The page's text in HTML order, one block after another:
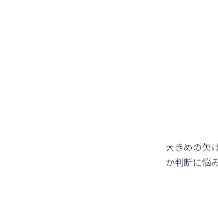
大きめの欠
か判断に悩